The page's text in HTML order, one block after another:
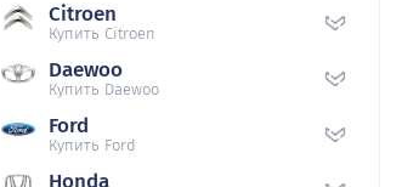
Citroen
Купить Citroen
Daewoo
Купить Daewoo
Ford
Купить Ford
Honda